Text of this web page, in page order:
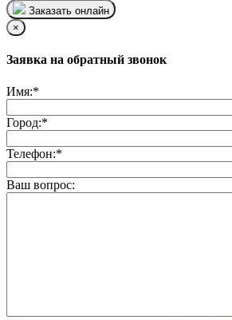
Заказать онлайн
×
Заявка на обратный звонок
Имя:*
Город:*
Телефон:*
Ваш вопрос: